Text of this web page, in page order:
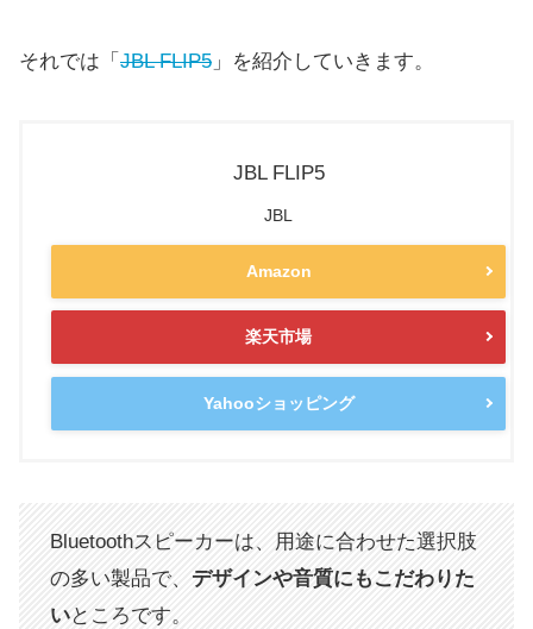
それでは「 JBL FLIP5 」を紹介していきます。
JBL FLIP5
JBL
Amazon
楽天市場
Yahooショッピング
Bluetoothスピーカーは、用途に合わせた選択肢
の多い製品で、 デザインや音質にもこだわりた
いところです。